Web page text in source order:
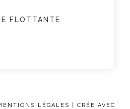
FLOTTANTE
LÉGALES
| CRÉE AVEC